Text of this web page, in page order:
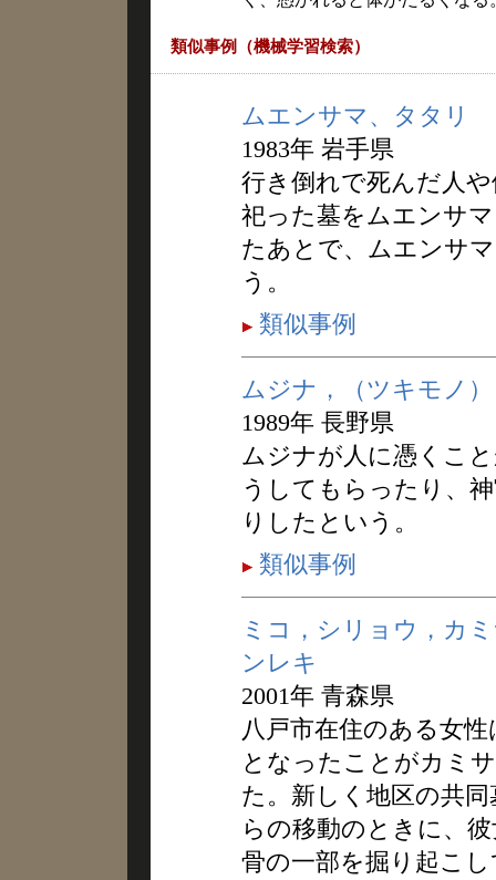
類似事例（機械学習検索）
ムエンサマ、タタリ
1983年 岩手県
行き倒れで死んだ人
祀った墓をムエンサ
たあとで、ムエンサ
う。
類似事例
ムジナ，（ツキモノ）
1989年 長野県
ムジナが人に憑くこ
うしてもらったり、
りしたという。
類似事例
ミコ，シリョウ，カ
ンレキ
2001年 青森県
八戸市在住のある女
となったことがカミ
た。新しく地区の共
らの移動のときに、
骨の一部を掘り起こ